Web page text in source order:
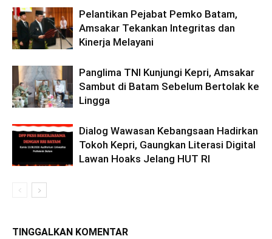
Pelantikan Pejabat Pemko Batam,
Amsakar Tekankan Integritas dan
Kinerja Melayani
Panglima TNI Kunjungi Kepri, Amsakar
Sambut di Batam Sebelum Bertolak ke
Lingga
Dialog Wawasan Kebangsaan Hadirkan
Tokoh Kepri, Gaungkan Literasi Digital
Lawan Hoaks Jelang HUT RI
TINGGALKAN KOMENTAR